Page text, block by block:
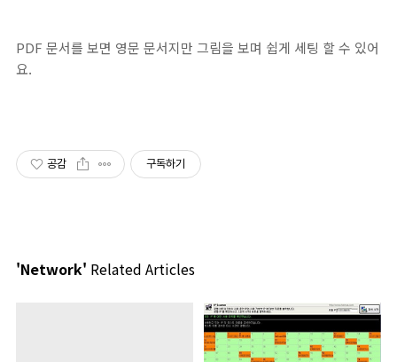
PDF 문서를 보면 영문 문서지만 그림을 보며 쉽게 세팅 할 수 있어
요.
공감 구독하기
'Network' Related Articles